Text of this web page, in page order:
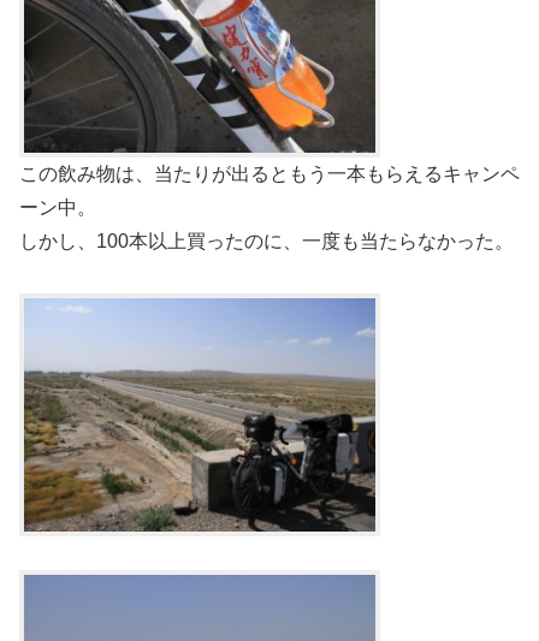
この飲み物は、当たりが出るともう一本もらえるキャンペ
ーン中。
しかし、100本以上買ったのに、一度も当たらなかった。